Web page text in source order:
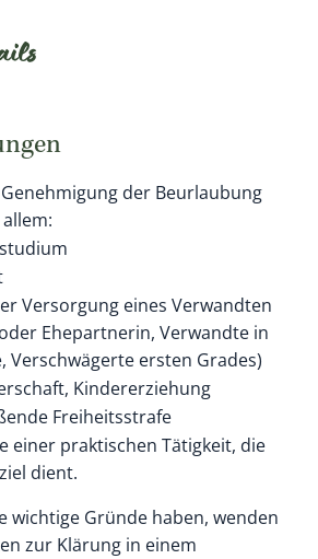
der Beurlaubung
Versorgung eines Verwandten
Ehepartnerin, Verwandte in
Verschwägerte ersten Grades)
Kindererziehung
Freiheitsstrafe
einer praktischen Tätigkeit, die
dient.
wichtige Gründe haben, wenden
zur Klärung in einem